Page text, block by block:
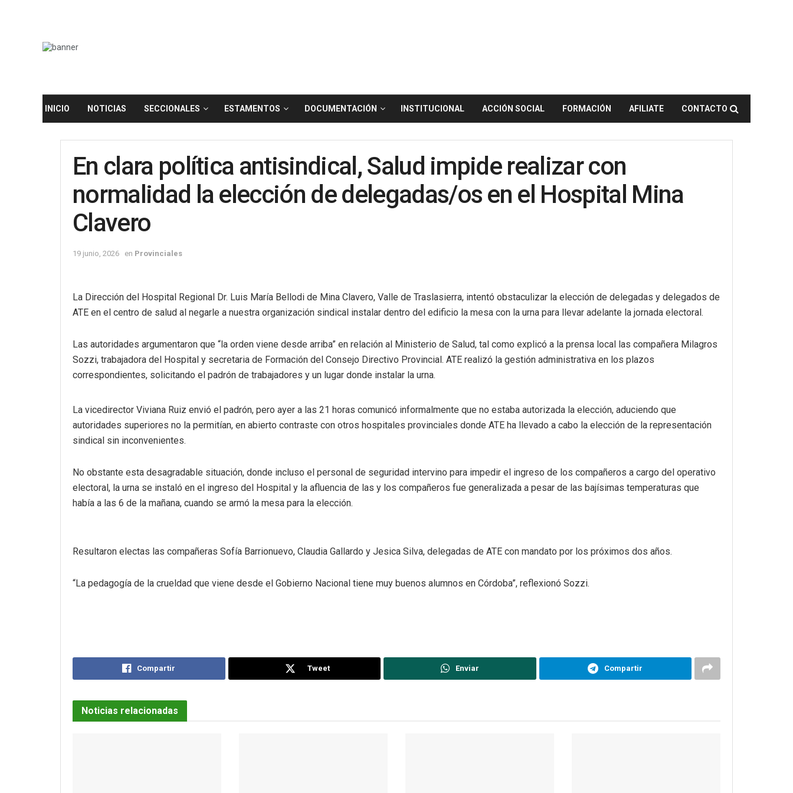
INICIO NOTICIAS SECCIONALES ESTAMENTOS DOCUMENTACIÓN INSTITUCIONAL ACCIÓN SOCIAL FORMACIÓN AFILIATE CONTACTO
En clara política antisindical, Salud impide realizar con
normalidad la elección de delegadas/os en el Hospital Mina
Clavero
19 junio, 2026 en Provinciales
La Dirección del Hospital Regional Dr. Luis María Bellodi de Mina Clavero, Valle de Traslasierra, intentó obstaculizar la elección de delegadas y delegados de
ATE en el centro de salud al negarle a nuestra organización sindical instalar dentro del edificio la mesa con la urna para llevar adelante la jornada electoral.
Las autoridades argumentaron que “la orden viene desde arriba” en relación al Ministerio de Salud, tal como explicó a la prensa local las compañera Milagros
Sozzi, trabajadora del Hospital y secretaria de Formación del Consejo Directivo Provincial. ATE realizó la gestión administrativa en los plazos
correspondientes, solicitando el padrón de trabajadores y un lugar donde instalar la urna.
La vicedirector Viviana Ruiz envió el padrón, pero ayer a las 21 horas comunicó informalmente que no estaba autorizada la elección, aduciendo que
autoridades superiores no la permitían, en abierto contraste con otros hospitales provinciales donde ATE ha llevado a cabo la elección de la representación
sindical sin inconvenientes.
No obstante esta desagradable situación, donde incluso el personal de seguridad intervino para impedir el ingreso de los compañeros a cargo del operativo
electoral, la urna se instaló en el ingreso del Hospital y la afluencia de las y los compañeros fue generalizada a pesar de las bajísimas temperaturas que
había a las 6 de la mañana, cuando se armó la mesa para la elección.
Resultaron electas las compañeras Sofía Barrionuevo, Claudia Gallardo y Jesica Silva, delegadas de ATE con mandato por los próximos dos años.
“La pedagogía de la crueldad que viene desde el Gobierno Nacional tiene muy buenos alumnos en Córdoba”, reflexionó Sozzi.
Compartir Tweet Enviar Compartir
Noticias relacionadas